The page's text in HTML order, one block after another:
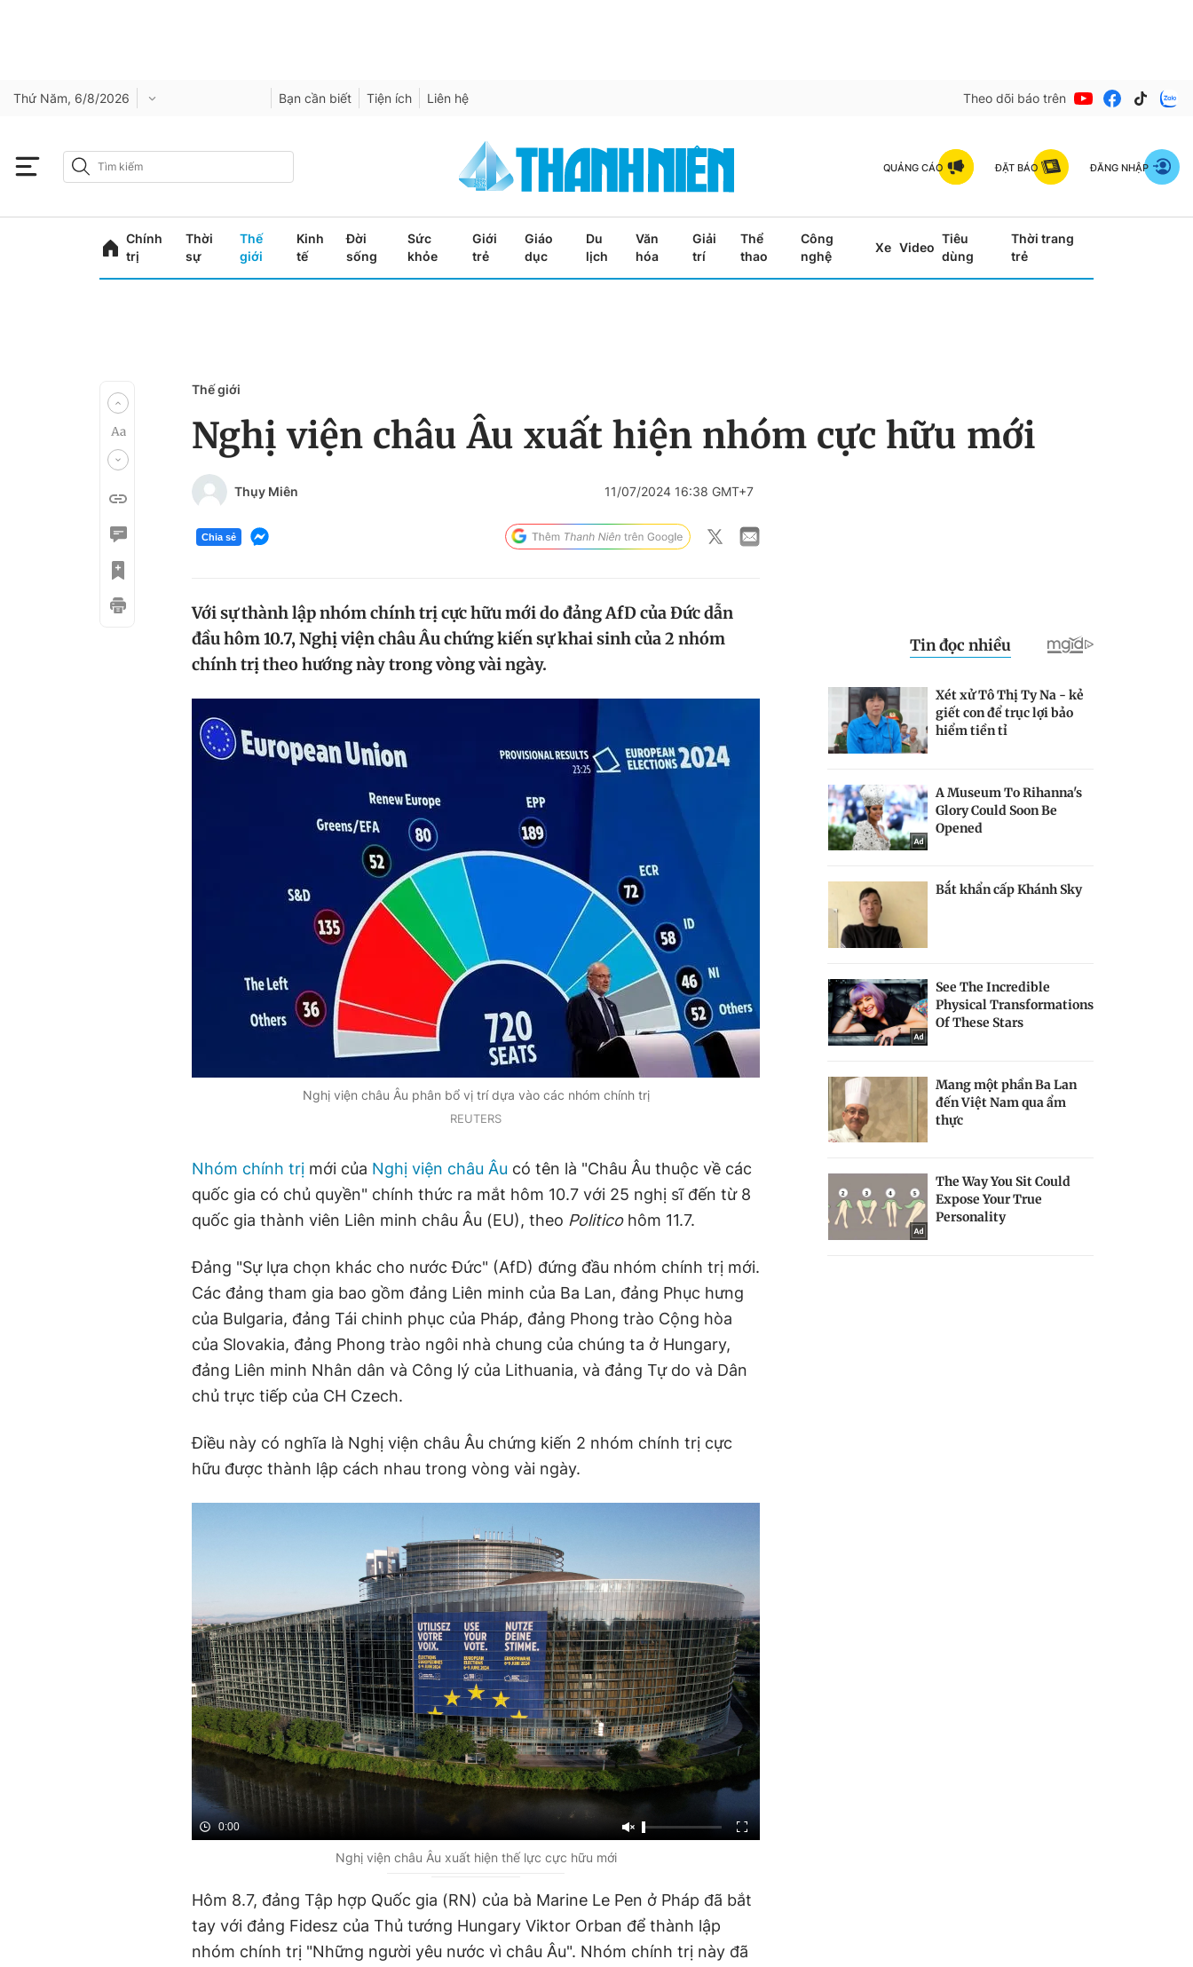
Thứ Năm, 6/8/2026 Bạn cần biết Tiện ích Liên hệ Theo dõi báo trên
QUẢNG CÁO ĐẶT BÁO ĐĂNG NHẬP
Chính
trị
Thời
sự
Thế
giới
Kinh
tế
Đời
sống
Sức
khỏe
Giới
trẻ
Giáo
dục
Du
lịch
Văn
hóa
Giải
trí
Thể
thao
Công
nghệ
Xe Video
Tiêu
dùng
Thời trang
trẻ
Thế giới
Nghị viện châu Âu xuất hiện nhóm cực hữu mới
Thụy Miên 11/07/2024 16:38 GMT+7
Chia sẻ
Với sự thành lập nhóm chính trị cực hữu mới do đảng AfD của Đức dẫn
đầu hôm 10.7, Nghị viện châu Âu chứng kiến sự khai sinh của 2 nhóm
chính trị theo hướng này trong vòng vài ngày.
Nghị viện châu Âu phân bổ vị trí dựa vào các nhóm chính trị
REUTERS
Nhóm chính trị mới của Nghị viện châu Âu có tên là "Châu Âu thuộc về các
quốc gia có chủ quyền" chính thức ra mắt hôm 10.7 với 25 nghị sĩ đến từ 8
quốc gia thành viên Liên minh châu Âu (EU), theo Politicohôm 11.7.
Đảng "Sự lựa chọn khác cho nước Đức" (AfD) đứng đầu nhóm chính trị mới.
Các đảng tham gia bao gồm đảng Liên minh của Ba Lan, đảng Phục hưng
của Bulgaria, đảng Tái chinh phục của Pháp, đảng Phong trào Cộng hòa
của Slovakia, đảng Phong trào ngôi nhà chung của chúng ta ở Hungary,
đảng Liên minh Nhân dân và Công lý của Lithuania, và đảng Tự do và Dân
chủ trực tiếp của CH Czech.
Điều này có nghĩa là Nghị viện châu Âu chứng kiến 2 nhóm chính trị cực
hữu được thành lập cách nhau trong vòng vài ngày.
0:00
Nghị viện châu Âu xuất hiện thế lực cực hữu mới
Hôm 8.7, đảng Tập hợp Quốc gia (RN) của bà Marine Le Pen ở Pháp đã bắt
tay với đảng Fidesz của Thủ tướng Hungary Viktor Orban để thành lập
nhóm chính trị "Những người yêu nước vì châu Âu". Nhóm chính trị này đã